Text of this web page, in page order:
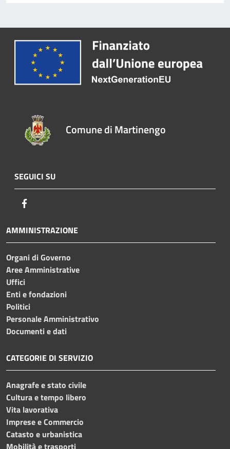
Comune di Martinengo
SEGUICI SU
AMMINISTRAZIONE
Organi di Governo
Aree Amministrative
Uffici
Enti e fondazioni
Politici
Personale Amministrativo
Documenti e dati
CATEGORIE DI SERVIZIO
Anagrafe e stato civile
Cultura e tempo libero
Vita lavorativa
Imprese e Commercio
Catasto e urbanistica